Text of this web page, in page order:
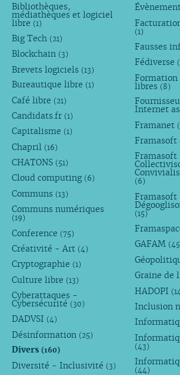
Bibliothèques,
médiathèques et logiciel
libre (1)
Big Tech (21)
Blockchain (3)
Brevets logiciels (13)
Bureautique libre (1)
Café libre (21)
Candidats.fr (1)
Capitalisme (1)
Chapril (16)
CHATONS (51)
Cloud computing (6)
Communs (13)
Communs numériques
(19)
Conference (75)
Créativité - Art (4)
Cryptographie (1)
Culture libre (13)
Cyberattaques -
Cybersécurité (30)
DADVSI (4)
Désinformation (25)
Divers (160)
Diversité - Inclusivité (3)
(1)
Fausses
Fédiverse
Formation
libres (8)
Internet
Framanet
Framasoft
Framasoft
(6)
Framasoft
(15)
GAFAM
Graine de
HADOPI
Inclusion
(43)
(44)